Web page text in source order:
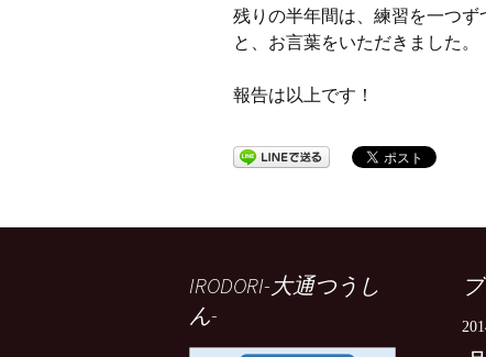
残りの半年間は、練習を一つず
と、お言葉をいただきました。
報告は以上です！
IRODORI-大通つうし
ん-